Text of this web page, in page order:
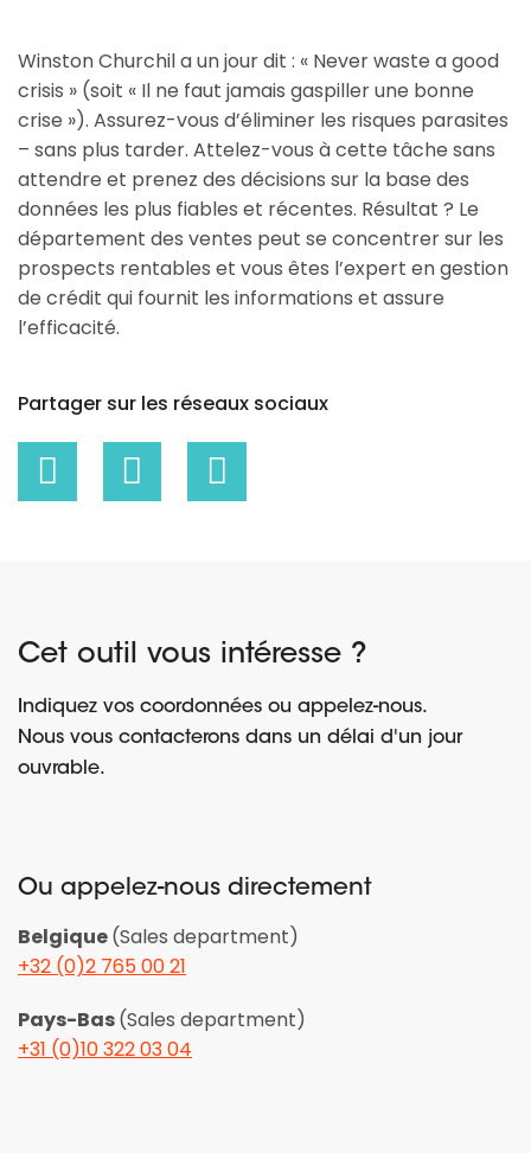
Winston Churchil a un jour dit : « Never waste a good
crisis » (soit « Il ne faut jamais gaspiller une bonne
crise »). Assurez-vous d’éliminer les risques parasites
– sans plus tarder. Attelez-vous à cette tâche sans
attendre et prenez des décisions sur la base des
données les plus fiables et récentes. Résultat ? Le
département des ventes peut se concentrer sur les
prospects rentables et vous êtes l’expert en gestion
de crédit qui fournit les informations et assure
l’efficacité.
Partager sur les réseaux sociaux
Cet outil vous intéresse ?
Indiquez vos coordonnées ou appelez-nous.
Nous vous contacterons dans un délai d'un jour
ouvrable.
Ou appelez-nous directement
Belgique(Sales department)
+32 (0)2 765 00 21
Pays-Bas(Sales department)
+31 (0)10 322 03 04